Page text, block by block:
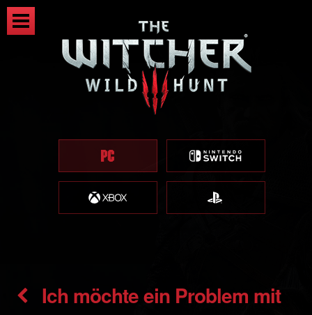
Ich möchte ein Problem mit